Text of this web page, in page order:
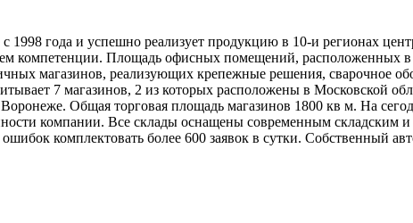
1998 года и успешно реализует продукцию в 10-и регионах
компетенции. Площадь офисных помещений, расположенных
магазинов, реализующих крепежные решения, сварочное
7 магазинов, 2 из которых расположены в Московской
Общая торговая площадь магазинов 1800 кв м. На
компании. Все склады оснащены современным складским
комплектовать более 600 заявок в сутки. Собственный